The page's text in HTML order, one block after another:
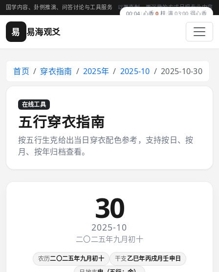
国学内容、卦例推演、问答讨论与工具服务 以更克制、更沉稳的方式呈现专业内容
易 易海观爻
首页 穿衣指南 2025年 2025-10 2025-10-30
在线工具
五行穿衣指南
按五行生克给出当日穿衣配色参考，支持按日、按
月、按年归档查看。
30
2025-10
二〇二五年九月初十
农历二〇二五年九月初十 干支乙巳年丙戌月壬申日
00:04 心香0 柱· 满 03:00 得心香